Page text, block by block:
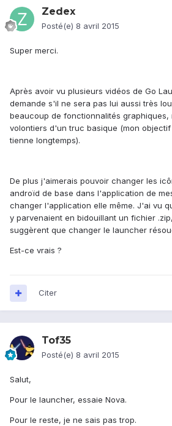
Zedex
Posté(e) 8 avril 2015
Super merci.
Après avoir vu plusieurs vidéos de Go
demande s'il ne sera pas lui aussi très
beaucoup de fonctionnalités graphiques,
volontiers d'un truc basique (mon
tienne longtemps).
De plus j'aimerais pouvoir changer les
androïd de base dans l'application de
changer l'application elle même. J'ai vu
y parvenaient en bidouillant un fichier
suggèrent que changer le launcher
Est-ce vrais ?
Citer
Tof35
Posté(e) 8 avril 2015
Salut,
Pour le launcher, essaie Nova.
Pour le reste, je ne sais pas trop.